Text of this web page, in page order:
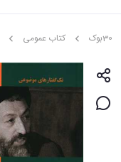
30بوک کتاب عمومی